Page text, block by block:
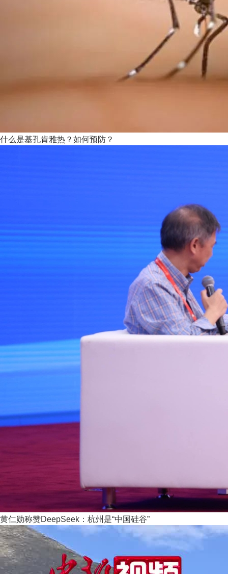
什么是基孔肯雅热？如何预防？
黄仁勋称赞DeepSeek：杭州是“中国硅谷”